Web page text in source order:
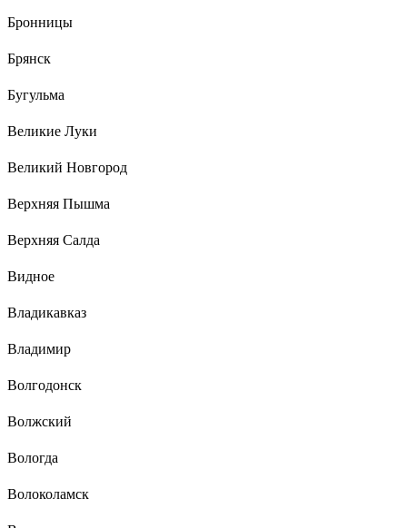
Бронницы
Брянск
Бугульма
Великие Луки
Великий Новгород
Верхняя Пышма
Верхняя Салда
Видное
Владикавказ
Владимир
Волгодонск
Волжский
Вологда
Волоколамск